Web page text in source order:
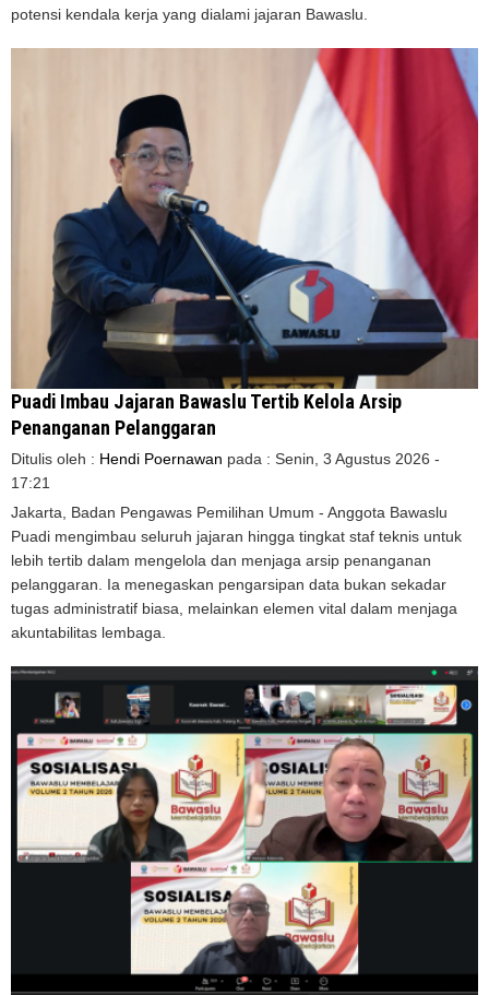
potensi kendala kerja yang dialami jajaran Bawaslu.
Puadi Imbau Jajaran Bawaslu Tertib Kelola Arsip
Penanganan Pelanggaran
Ditulis oleh : Hendi Poernawan pada : Senin, 3 Agustus 2026 -
17:21
Jakarta, Badan Pengawas Pemilihan Umum - Anggota Bawaslu
Puadi mengimbau seluruh jajaran hingga tingkat staf teknis untuk
lebih tertib dalam mengelola dan menjaga arsip penanganan
pelanggaran. Ia menegaskan pengarsipan data bukan sekadar
tugas administratif biasa, melainkan elemen vital dalam menjaga
akuntabilitas lembaga.